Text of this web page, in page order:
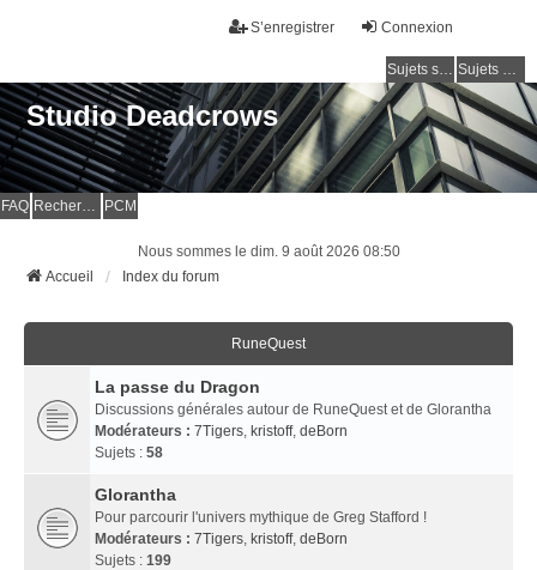
Connexion
S’enregistrer
Sujets sans réponse Sujets actifs
Studio Deadcrows
FAQ Rechercher PCM
Nous sommes le dim. 9 août 2026 08:50
Accueil
Index du forum
RuneQuest
La passe du Dragon
Discussions générales autour de RuneQuest et de Glorantha
Modérateurs : 7Tigers, kristoff, deBorn
Sujets : 58
Glorantha
Pour parcourir l'univers mythique de Greg Stafford !
Modérateurs : 7Tigers, kristoff, deBorn
Sujets : 199